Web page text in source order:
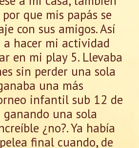
que mis papás se
con sus amigos. Así
a hacer mi actividad
en mi play 5. Llevaba
sin perder una sola
una más
infantil sub 12 de
ganando una sola
¿no?. Ya había
final cuando, de